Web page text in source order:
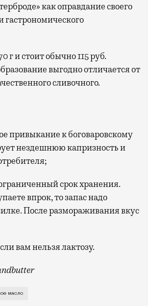
как оправдание своего
гастрономического
г и стоит обычно 115 руб.
выгодно отличается от
сливочного.
привыкание к боговаровскому
нездешнюю капризность и
срок хранения.
впрок, то запас надо
После размораживания вкус
вам нельзя лактозу.
в Москве надо искать и,
масло